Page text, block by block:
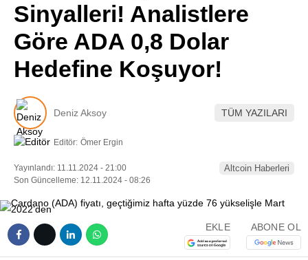
TikTok
Sinyalleri! Analistlere
Göre ADA 0,8 Dolar
Hedefine Koşuyor!
Deniz Aksoy TÜM YAZILARI
Editör: Ömer Ergin
Yayınlandı: 11.11.2024 - 21:00
Son Güncelleme: 12.11.2024 - 08:26
Altcoin Haberleri
EKLE ABONE OL